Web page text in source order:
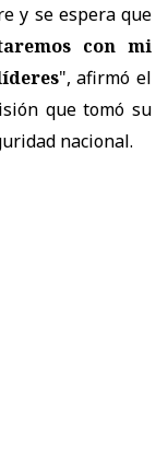
y se espera que
con mi
", afirmó el
que tomó su
nacional.